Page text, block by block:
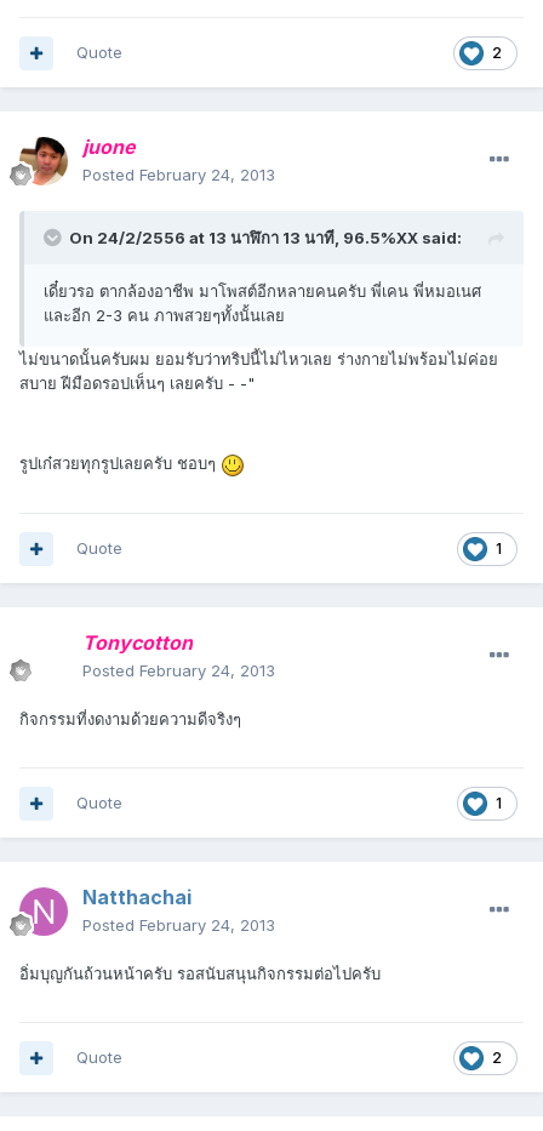
2
Quote
juone
Posted February 24, 2013
On 24/2/2556 at 13 นาฬิกา 13 นาที, 96.5%XX said:
เดี๋ยวรอ ตากล้องอาชีพ มาโพสต์อีกหลายคนครับ พี่เคน พี่หมอเนศ
และอีก 2-3 คน ภาพสวยๆทั้งนั้นเลย
ไม่ขนาดนั้นครับผม ยอมรับว่าทริปนี้ไม่ไหวเลย ร่างกายไม่พร้อมไม่ค่อย
สบาย ฝีมือดรอปเห็นๆ เลยครับ - -"
รูปเก๋สวยทุกรูปเลยครับ ชอบๆ
1
Quote
Tonycotton
Posted February 24, 2013
กิจกรรมที่งดงามด้วยความดีจริงๆ
1
Quote
Natthachai
Posted February 24, 2013
อิ่มบุญกันถ้วนหน้าครับ รอสนับสนุนกิจกรรมต่อไปครับ
2
Quote